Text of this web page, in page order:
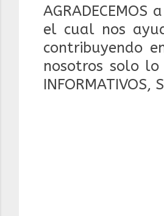
AGRADECEMOS
el cual nos
contribuyendo
nosotros solo lo
INFORMATIVOS,